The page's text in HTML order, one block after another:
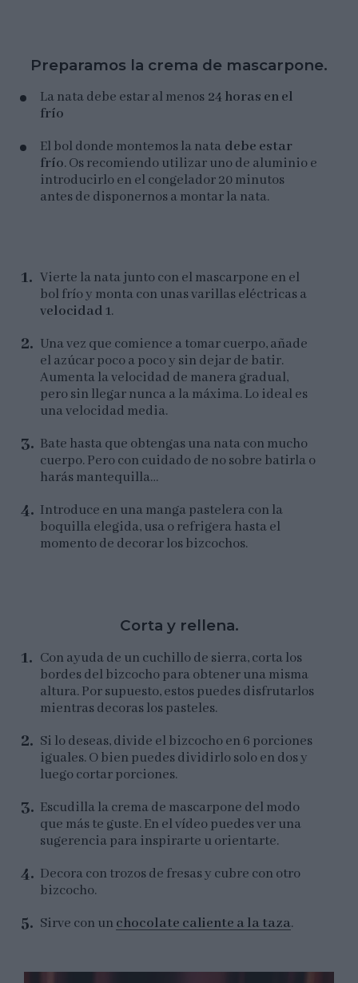
Preparamos la crema de mascarpone.
La nata debe estar al menos 24 horas en el
frío
El bol donde montemos la nata debe estar
frío. Os recomiendo utilizar uno de aluminio e
introducirlo en el congelador 20 minutos
antes de disponernos a montar la nata.
Vierte la nata junto con el mascarpone en el
bol frío y monta con unas varillas eléctricas a
velocidad 1.
Una vez que comience a tomar cuerpo, añade
el azúcar poco a poco y sin dejar de batir.
Aumenta la velocidad de manera gradual,
pero sin llegar nunca a la máxima. Lo ideal es
una velocidad media.
Bate hasta que obtengas una nata con mucho
cuerpo. Pero con cuidado de no sobre batirla o
harás mantequilla…
Introduce en una manga pastelera con la
boquilla elegida, usa o refrigera hasta el
momento de decorar los bizcochos.
Corta y rellena.
Con ayuda de un cuchillo de sierra, corta los
bordes del bizcocho para obtener una misma
altura. Por supuesto, estos puedes disfrutarlos
mientras decoras los pasteles.
Si lo deseas, divide el bizcocho en 6 porciones
iguales. O bien puedes dividirlo solo en dos y
luego cortar porciones.
Escudilla la crema de mascarpone del modo
que más te guste. En el vídeo puedes ver una
sugerencia para inspirarte u orientarte.
Decora con trozos de fresas y cubre con otro
bizcocho.
Sirve con un chocolate caliente a la taza.